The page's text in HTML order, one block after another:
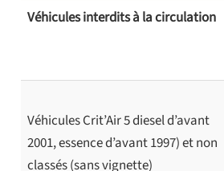
Véhicules interdits à la circulation
Véhicules Crit’Air 5 diesel d’avant
2001, essence d’avant 1997) et non
classés (sans vignette)